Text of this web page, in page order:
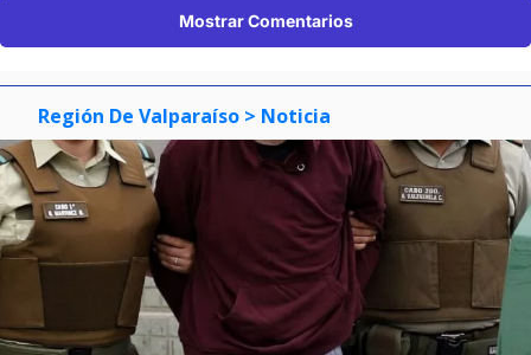
Mostrar Comentarios
Región De Valparaíso > Noticia